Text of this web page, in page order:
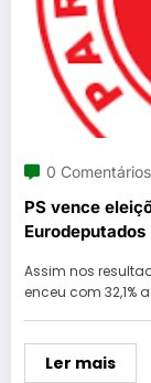
0 Comentários
PS vence
Eurodeputados
Assim nos
enceu com 32,1%
Ler mais